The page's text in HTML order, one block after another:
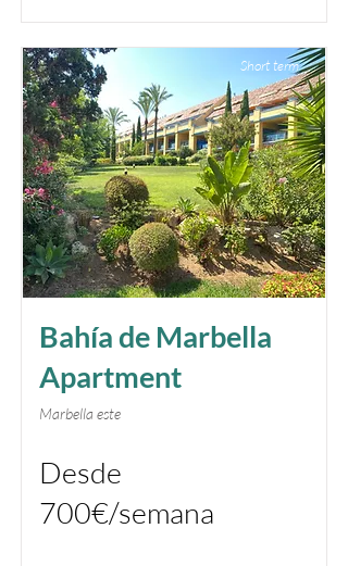
Short term
Bahía de Marbella
Apartment
Marbella este
Desde
700€/semana